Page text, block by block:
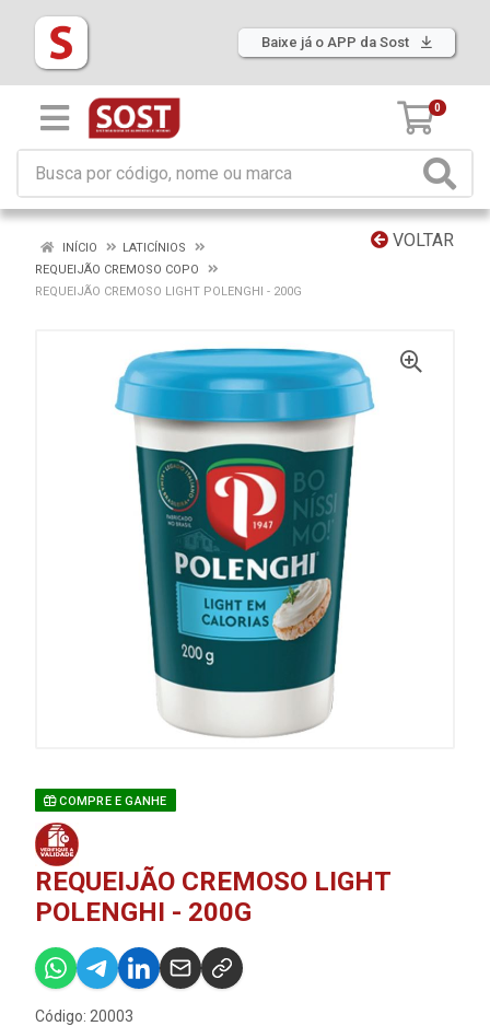
Baixe já o APP da Sost
0
VOLTAR
INÍCIO
LATICÍNIOS
REQUEIJÃO CREMOSO COPO
REQUEIJÃO CREMOSO LIGHT POLENGHI - 200G
COMPRE E GANHE
REQUEIJÃO CREMOSO LIGHT
POLENGHI - 200G
Código: 20003